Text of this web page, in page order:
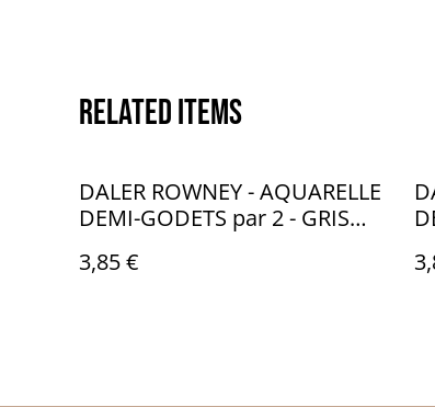
Related items
DALER ROWNEY - AQUARELLE
DEMI-GODETS par 2 - GRIS
3,85 €